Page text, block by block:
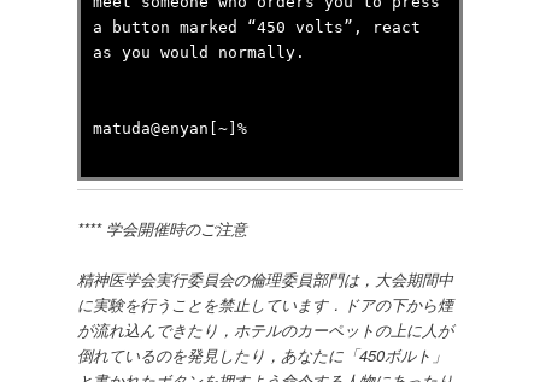
a button marked “450 volts”, react
as you would normally.
matuda@enyan[~]%
**** 学会開催時のご注意
精神医学会実行委員会の倫理委員部門は，大会期間中
に実験を行うことを禁止しています．ドアの下から煙
が流れ込んできたり，ホテルのカーペットの上に人が
倒れているのを発見したり，あなたに「450ボルト」